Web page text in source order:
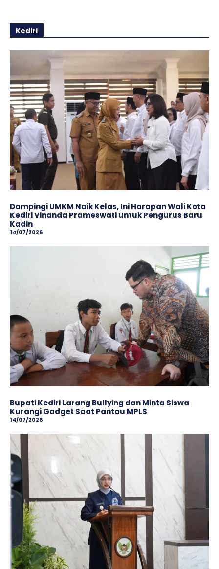
Kediri
Dampingi UMKM Naik Kelas, Ini Harapan Wali Kota
Kediri Vinanda Prameswati untuk Pengurus Baru
Kadin
14/07/2026
Bupati Kediri Larang Bullying dan Minta Siswa
Kurangi Gadget Saat Pantau MPLS
14/07/2026